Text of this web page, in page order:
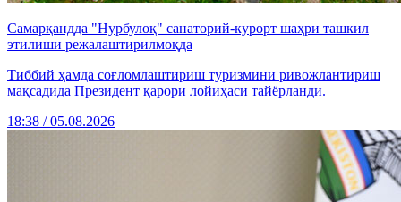
Самарқандда "Нурбулоқ" санаторий-курорт шаҳри ташкил
этилиши режалаштирилмоқда
Тиббий ҳамда соғломлаштириш туризмини ривожлантириш
мақсадида Президент қарори лойиҳаси тайёрланди.
18:38 / 05.08.2026